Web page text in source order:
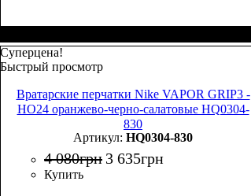
Суперцена!
Быстрый просмотр
Вратарские перчатки Nike VAPOR GRIP3 -
HO24 оранжево-черно-салатовые HQ0304-
830
HQ0304-830
4 080грн 3 635грн
Купить